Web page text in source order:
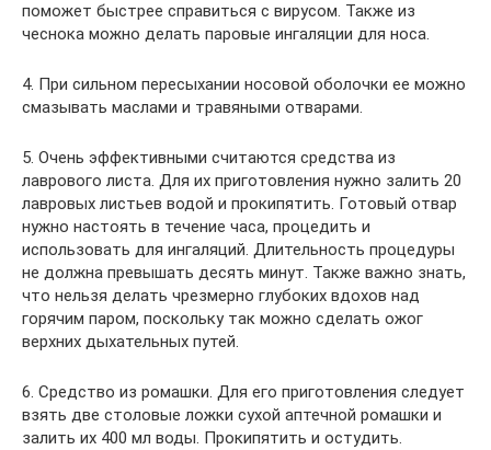
поможет быстрее справиться с вирусом. Также из
чеснока можно делать паровые ингаляции для носа.
4. При сильном пересыхании носовой оболочки ее можно
смазывать маслами и травяными отварами.
5. Очень эффективными считаются средства из
лаврового листа. Для их приготовления нужно залить 20
лавровых листьев водой и прокипятить. Готовый отвар
нужно настоять в течение часа, процедить и
использовать для ингаляций. Длительность процедуры
не должна превышать десять минут. Также важно знать,
что нельзя делать чрезмерно глубоких вдохов над
горячим паром, поскольку так можно сделать ожог
верхних дыхательных путей.
6. Средство из ромашки. Для его приготовления следует
взять две столовые ложки сухой аптечной ромашки и
залить их 400 мл воды. Прокипятить и остудить.